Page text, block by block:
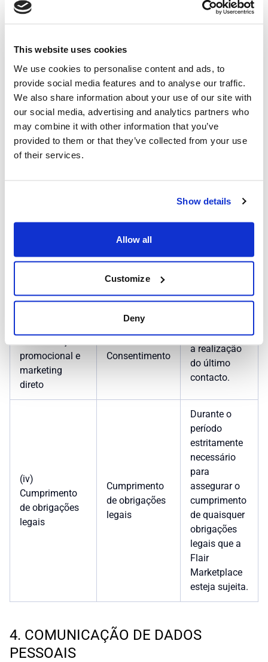
This website uses cookies
We use cookies to personalise content and ads, to
provide social media features and to analyse our traffic.
We also share information about your use of our site with
our social media, advertising and analytics partners who
may combine it with other information that you’ve
provided to them or that they’ve collected from your use
of their services.
Show details
Allow all
Customize
Deny
Flair
(ii) Pedidos de
período
necessário à
gestão do
pedido e,
caso seja,
necessário,
para o
de
legais ou
direitos.
promocional e
marketing
direto
Consentimento
2 anos após
a realização
do último
contacto.
(iv)
Cumprimento
de obrigações
legais
Cumprimento
de obrigações
legais
Durante o
período
estritamente
necessário
para
assegurar o
cumprimento
de quaisquer
obrigações
legais que a
Flair
Marketplace
esteja sujeita.
4. COMUNICAÇÃO DE DADOS
PESSOAIS